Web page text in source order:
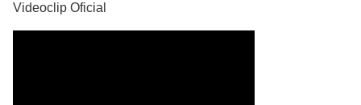
Videoclip Oficial